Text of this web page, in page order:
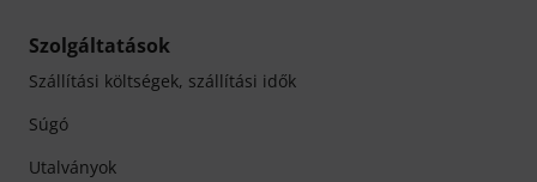
Szolgáltatások
Szállítási költségek, szállítási idők
Súgó
Utalványok